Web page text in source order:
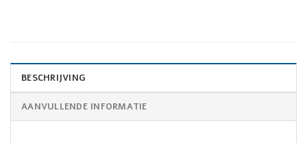
BESCHRIJVING
AANVULLENDE INFORMATIE